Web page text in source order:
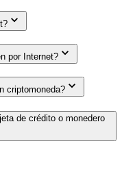
por Internet?
criptomoneda?
de crédito o monedero